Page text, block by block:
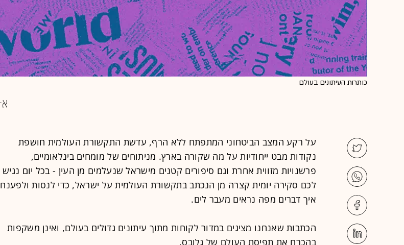
כותרות העיתונים בעולם
על רקע המצב הביטחוני המתפתח ללא הרף, עדשת התקשורת העולמית חושפת
נקודות מבט ייחודיות על מה שקורה בארץ. מניתוחים של מומחים בינלאומיים,
פרשנויות מזווית אחרת וגם סיפורים קטנים מישראל שנעלמים מן העין - בכל יום נגיש
לכם סקירה יומית קצרה מן הנכתב בתקשורת העולמית על ישראל, כדי לנסות ולפענח
איך דברים מפה נראים מעבר לים.
הכתבות שאנחנו מציגים במדור לקוחות מתוך עיתונים גדולים בעולם, ואינן משקפות
בהכרח את תפיסת העולם של גלובס.